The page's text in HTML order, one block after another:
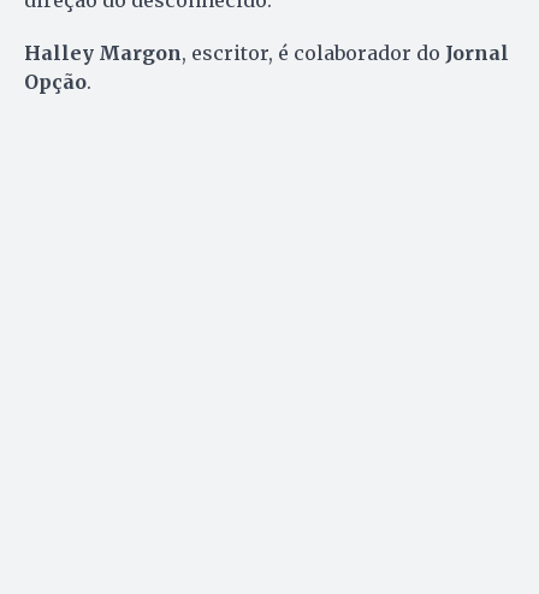
Halley Margon, escritor, é colaborador do Jornal
Opção.